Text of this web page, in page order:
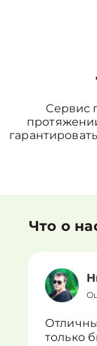
Сервис
Что о
только